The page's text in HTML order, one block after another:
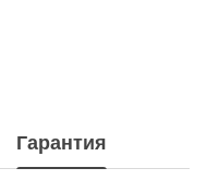
Гарантия